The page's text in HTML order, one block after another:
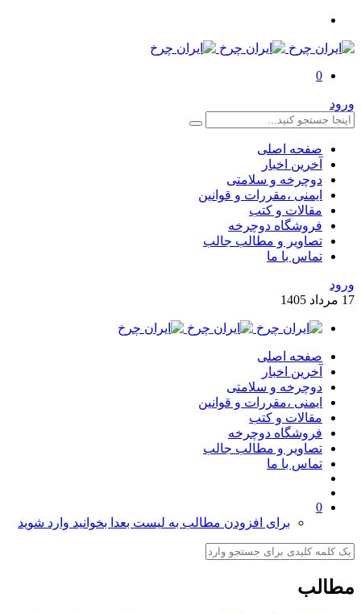
0
ورود
صفحه اصلی
آخرین اخبار
دوچرخه و سلامتی
ایمنی ،مقررات و قوانین
مقالات و کتب
فروشگاه دوچرخه
تصاویر و مطالب جالب
تماس با ما
ورود
17 مرداد 1405
صفحه اصلی
آخرین اخبار
دوچرخه و سلامتی
ایمنی ،مقررات و قوانین
مقالات و کتب
فروشگاه دوچرخه
تصاویر و مطالب جالب
تماس با ما
0
برای افزودن مطالب به لیست بعدا بخوانید وارد شوید
مطالب